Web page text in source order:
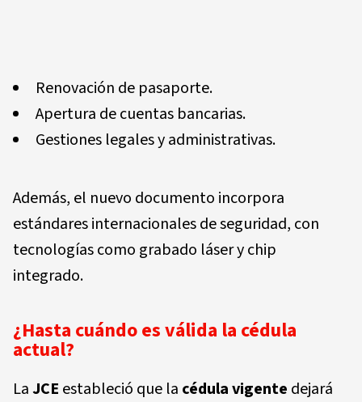
Renovación de pasaporte.
Apertura de cuentas bancarias.
Gestiones legales y administrativas.
Además, el nuevo documento incorpora
estándares internacionales de seguridad, con
tecnologías como grabado láser y chip
integrado.
¿Hasta cuándo es válida la cédula
actual?
LaJCE estableció que la cédula vigente dejará